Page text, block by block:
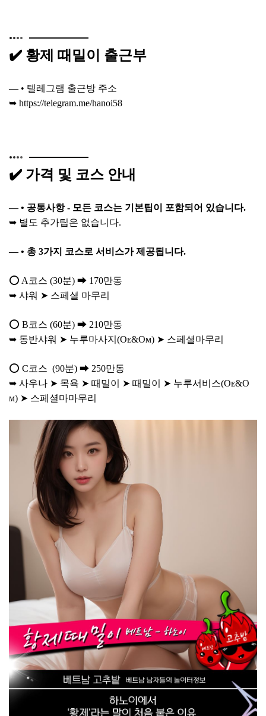
✔️ 황제 때밀이 출근부
— • 텔레그램 출근방 주소
➥ https://telegram.me/hanoi58
✔️ 가격 및 코스 안내
— • 공통사항 - 모든 코스는 기본팁이 포함되어 있습니다.
➥ 별도 추가팁은 없습니다.
— • 총 3가지 코스로 서비스가 제공됩니다.
⭕ A코스 (30분) ➡ 170만동
➥ 샤워 ➤ 스페셜 마무리
⭕ B코스 (60분) ➡ 210만동
➥ 동반샤워 ➤ 누루마사지(Oᴇ&Oᴍ) ➤ 스페셜마무리
⭕ C코스 (90분) ➡ 250만동
➥ 사우나 ➤ 목욕 ➤ 때밀이 ➤ 때밀이 ➤ 누루서비스(Oᴇ&O
ᴍ) ➤ 스페셜마마무리